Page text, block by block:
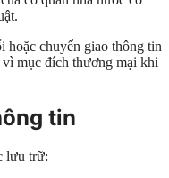
hoặc chuyển giao thông tin
vì mục đích thương mại khi
tin
lưu trữ: